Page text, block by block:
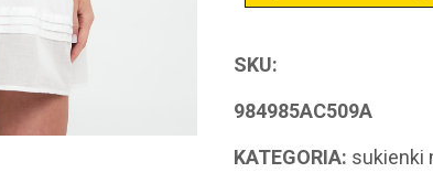
SKU:
984985AC509A
KATEGORIA: sukienki